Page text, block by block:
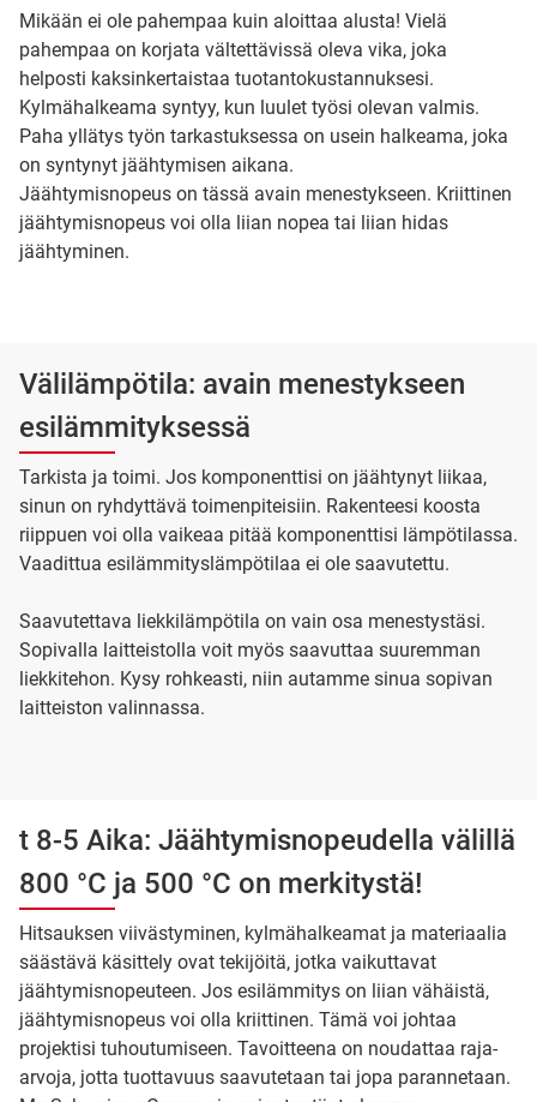
Mikään ei ole pahempaa kuin aloittaa alusta! Vielä
pahempaa on korjata vältettävissä oleva vika, joka
helposti kaksinkertaistaa tuotantokustannuksesi.
Kylmähalkeama syntyy, kun luulet työsi olevan valmis.
Paha yllätys työn tarkastuksessa on usein halkeama, joka
on syntynyt jäähtymisen aikana.
Jäähtymisnopeus on tässä avain menestykseen. Kriittinen
jäähtymisnopeus voi olla liian nopea tai liian hidas
jäähtyminen.
Välilämpötila: avain menestykseen
esilämmityksessä
Tarkista ja toimi. Jos komponenttisi on jäähtynyt liikaa,
sinun on ryhdyttävä toimenpiteisiin. Rakenteesi koosta
riippuen voi olla vaikeaa pitää komponenttisi lämpötilassa.
Vaadittua esilämmityslämpötilaa ei ole saavutettu.
Saavutettava liekkilämpötila on vain osa menestystäsi.
Sopivalla laitteistolla voit myös saavuttaa suuremman
liekkitehon. Kysy rohkeasti, niin autamme sinua sopivan
laitteiston valinnassa.
t 8-5 Aika: Jäähtymisnopeudella välillä
800 °C ja 500 °C on merkitystä!
Hitsauksen viivästyminen, kylmähalkeamat ja materiaalia
säästävä käsittely ovat tekijöitä, jotka vaikuttavat
jäähtymisnopeuteen. Jos esilämmitys on liian vähäistä,
jäähtymisnopeus voi olla kriittinen. Tämä voi johtaa
projektisi tuhoutumiseen. Tavoitteena on noudattaa raja-
arvoja, jotta tuottavuus saavutetaan tai jopa parannetaan.